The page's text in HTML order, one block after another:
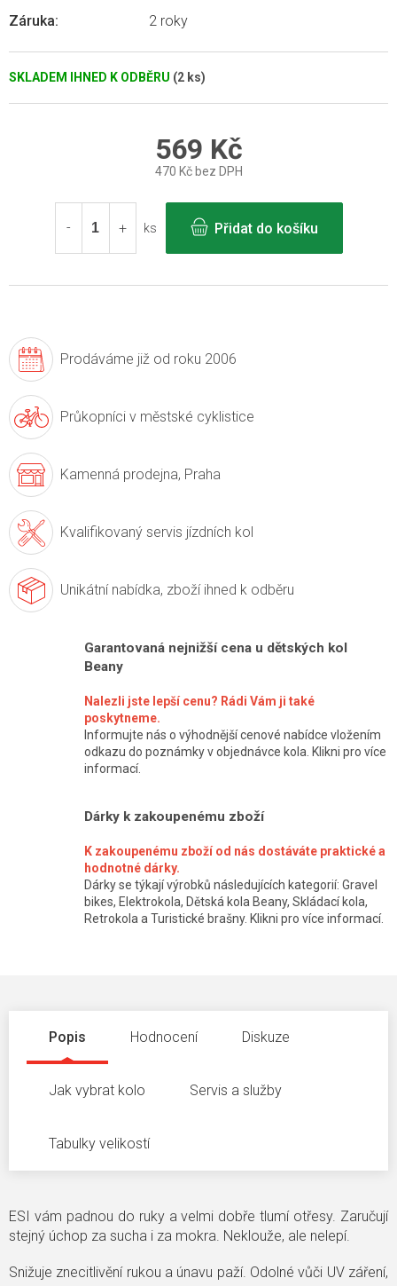
SKLADEM IHNED K ODBĚRU (2 ks)
Záruka: 2 roky
569 Kč
470 Kč bez DPH
cena:
ks
Přidat do košíku
Prodáváme již od roku 2006
Průkopníci v městské cyklistice
Kamenná prodejna, Praha
Kvalifikovaný servis jízdních kol
Unikátní nabídka, zboží ihned k odběru
Garantovaná nejnižší cena u dětských kol
Beany
Nalezli jste lepší cenu? Rádi Vám ji také
poskytneme.
Informujte nás o výhodnější cenové nabídce vložením
odkazu do poznámky v objednávce kola. Klikni pro více
informací.
Dárky k zakoupenému zboží
K zakoupenému zboží od nás dostáváte praktické a
hodnotné dárky.
Dárky se týkají výrobků následujících kategorií: Gravel
bikes, Elektrokola, Dětská kola Beany, Skládací kola,
Retrokola a Turistické brašny. Klikni pro více informací.
Popis Hodnocení Diskuze
Jak vybrat kolo Servis a služby
Tabulky velikostí
ESI vám padnou do ruky a velmi dobře tlumí otřesy. Zaručují
stejný úchop za sucha i za mokra. Neklouže, ale nelepí.
Snižuje znecitlivění rukou a únavu paží. Odolné vůči UV záření,